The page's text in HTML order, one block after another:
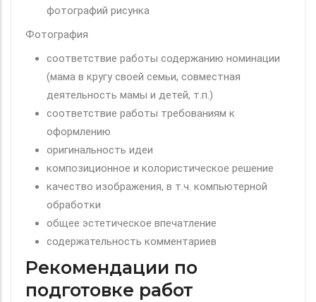
фотографий рисунка
Фотография
соответствие работы содержанию номинации
(мама в кругу своей семьи, совместная
деятельность мамы и детей, т.п.)
соответствие работы требованиям к
оформлению
оригинальность идеи
композиционное и колористическое решение
качество изображения, в т.ч. компьютерной
обработки
общее эстетическое впечатление
содержательность комментариев
Рекомендации по
подготовке работ